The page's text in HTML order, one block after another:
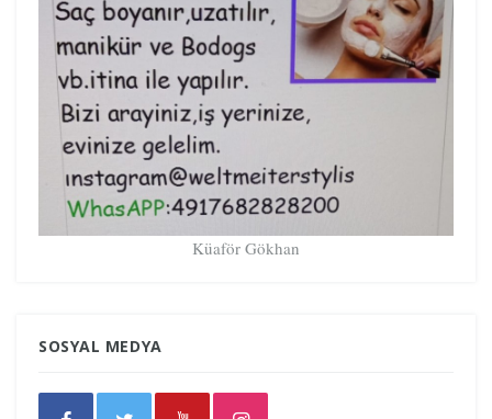
Küaför Gökhan
SOSYAL MEDYA